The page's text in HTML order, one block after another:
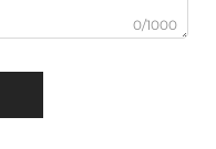
0/1000